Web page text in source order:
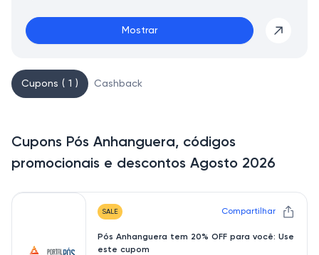
Mostrar
Cupons ( 1 ) Cashback
Cupons Pós Anhanguera, códigos
promocionais e descontos Agosto 2026
SALE Compartilhar
Pós Anhanguera tem 20% OFF para você: Use
este cupom